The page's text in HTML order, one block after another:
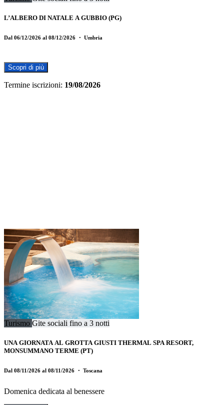
L’ALBERO DI NATALE A GUBBIO (PG)
Dal 06/12/2026 al 08/12/2026 ・ Umbria
Scopri di più
Termine iscrizioni: 19/08/2026
Turismo Gite sociali fino a 3 notti
UNA GIORNATA AL GROTTA GIUSTI THERMAL SPA RESORT,
MONSUMMANO TERME (PT)
Dal 08/11/2026 al 08/11/2026 ・ Toscana
Domenica dedicata al benessere